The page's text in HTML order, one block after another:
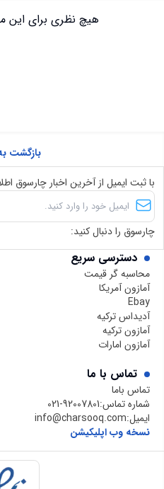
هیچ نظری برای این
دسترسی سریع
محاسبه گر قیمت
آمازون آمریکا
Ebay
آدیداس ترکیه
آمازون ترکیه
آمازون امارات
تماس با ما
تماس باما
شماره تماس:021-92007801
ایمیل:info@charsooq.com
نسخه وب اپلیکیشن
بازگشت
با ثبت ایمیل از آخرین اخبار چارسوق
چارسوق را دنبال کنید: